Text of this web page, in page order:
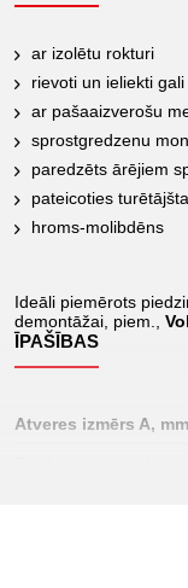
ar izolētu rokturi
rievoti un ieliekti gali
ar pašaaizverošu
sprostgredzenu
paredzēts ārējiem
pateicoties
hroms-molibdēns
Ideāli piemērots
demontāžai, piem.,
ĪPAŠĪBAS
Atveres izmērs A,